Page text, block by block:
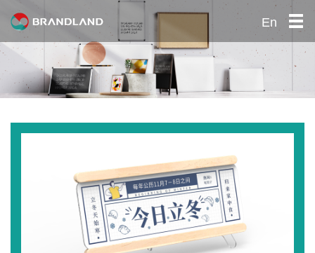
首页
关于我们
公司优势
社会责任
招贤纳士
联系我们
En